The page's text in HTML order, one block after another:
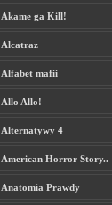
Akame ga Kill!
Alcatraz
Alfabet mafii
Allo Allo!
Alternatywy 4
American Horror Story..
Anatomia Prawdy